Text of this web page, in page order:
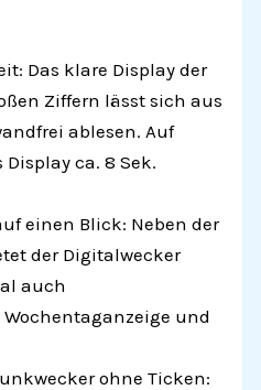
Das klare Display der
Ziffern lässt sich aus
ablesen. Auf
ca. 8 Sek.
einen Blick: Neben der
der Digitalwecker
auch
und
ohne Ticken: